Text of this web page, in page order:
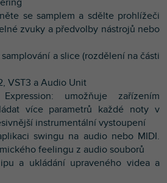
se samplem a sdělte prohlížeči
zvuky a předvolby nástrojů nebo
a slice (rozdělení na části
VST3 a Audio Unit
umožňuje zařízením
více parametrů každé noty v
instrumentální vystoupení
swingu na audio nebo MIDI.
feelingu z audio souborů
a ukládání upraveného videa a